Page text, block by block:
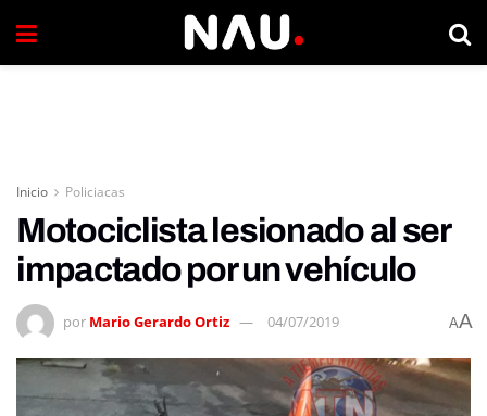
Inicio Policiacas
Motociclista lesionado al ser
impactado por un vehículo
por Mario Gerardo Ortiz 04/07/2019 AA